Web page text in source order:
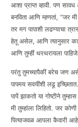
आशा प्राप्त व्हावी. पण
बनविता आणि म्हणतां, “जर
तर मग पापाशी लढण्याचा
हेतू असेल, आणि त्यानुसार
आणि तुम्हीं थरथरायला
परंतु तुमच्यापैकीं बरेच जण
पापमय सवयींशी लढू
पापें झाकतो या गोष्टीने
मी तुम्हांला लिहितो. जर
पित्याजवळ आपला कैवारी